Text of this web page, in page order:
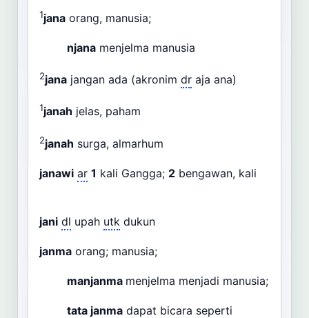
1jana orang, manusia;
njana menjelma manusia
2jana jangan ada (akronim dr aja ana)
1janah jelas, paham
2janah surga, almarhum
janawi ar 1 kali Gangga; 2 bengawan, kali
jani dl upah utk dukun
janma orang; manusia;
manjanma menjelma menjadi manusia;
tata janma dapat bicara seperti